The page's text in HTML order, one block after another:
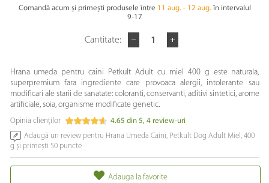
Comandă acum și primești produsele între 11 aug. - 12 aug. în intervalul
9-17
Cantitate:
Hrana umeda pentru caini Petkult Adult cu miel 400 g este naturala,
superpremium fara ingrediente care provoaca alergii, intolerante sau
modificari ale starii de sanatate: coloranti, conservanti, aditivi sintetici, arome
artificiale, soia, organisme modificate genetic.
Opinia clienților 4.65 din 5, 4review-uri
Adaugă un review pentru Hrana Umeda Caini, Petkult Dog Adult Miel, 400
g și primești 50 puncte
Adauga la favorite